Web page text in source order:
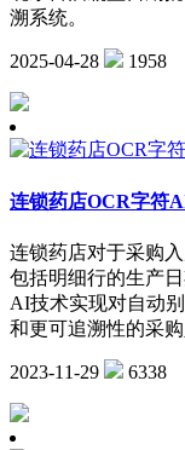
溯系统。
2025-04-28 1958
连锁药店OCR字符
连锁药店对于采购入
包括明细行的生产日期
AI技术实现对自动别
和更可追溯性的采购入
2023-11-29 6338